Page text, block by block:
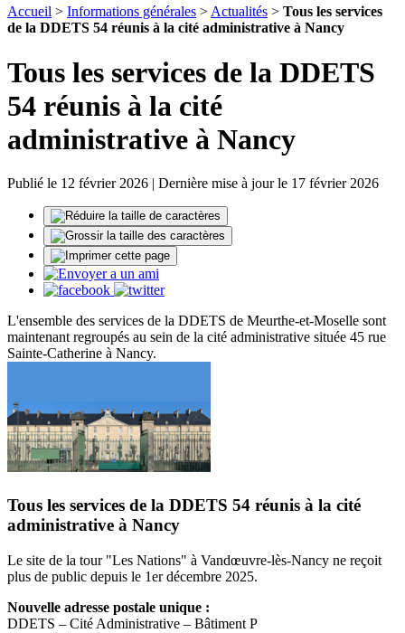
Accueil > Informations générales > Actualités > Tous les services
de la DDETS 54 réunis à la cité administrative à Nancy
Tous les services de la DDETS
54 réunis à la cité
administrative à Nancy
Publié le 12 février 2026 | Dernière mise à jour le 17 février 2026
L'ensemble des services de la DDETS de Meurthe-et-Moselle sont
maintenant regroupés au sein de la cité administrative située 45 rue
Sainte-Catherine à Nancy.
Tous les services de la DDETS 54 réunis à la cité
administrative à Nancy
Le site de la tour "Les Nations" à Vandœuvre-lès-Nancy ne reçoit
plus de public depuis le 1er décembre 2025.
Nouvelle adresse postale unique :
DDETS – Cité Administrative – Bâtiment P